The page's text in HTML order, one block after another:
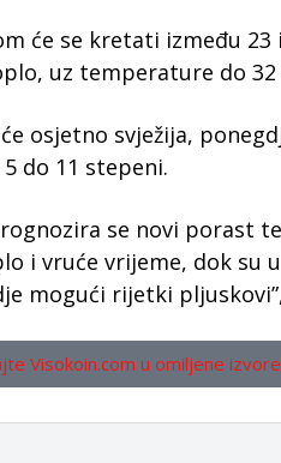
će se kretati između 23
uz temperature do 32
osjetno svježija,
do 11 stepeni.
se novi porast
i vruće vrijeme, dok su
mogući rijetki
Visokoin.com u omiljene